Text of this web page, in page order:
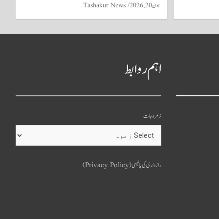
جون 20, 2026 Tashakur News
اہم روابط
زمرہ جات
رازداری کی پالیسی (Privacy Policy)